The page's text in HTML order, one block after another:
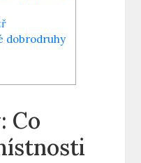
dobrodruhy
Co